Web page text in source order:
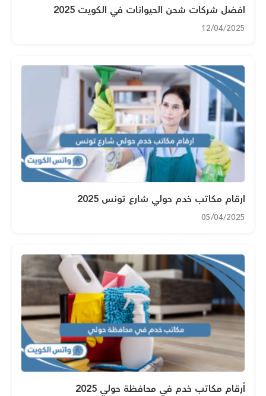
افضل شركات شحن الحيوانات في الكويت 2025
12/04/2025
ارقام مكاتب خدم حولي شارع تونس 2025
05/04/2025
أرقام مكاتب خدم في محافظة حولي 2025